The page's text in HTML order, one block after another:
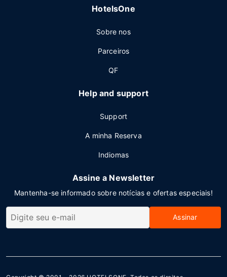
HotelsOne
Sobre nos
Parceiros
QF
Help and support
Support
A minha Reserva
Indiomas
Assine a Newsletter
Mantenha-se informado sobre notícias e ofertas especiais!
Assinar